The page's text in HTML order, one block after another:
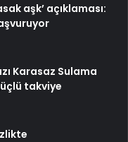
aşk’ açıklaması:
Karasaz Sulama
takviye